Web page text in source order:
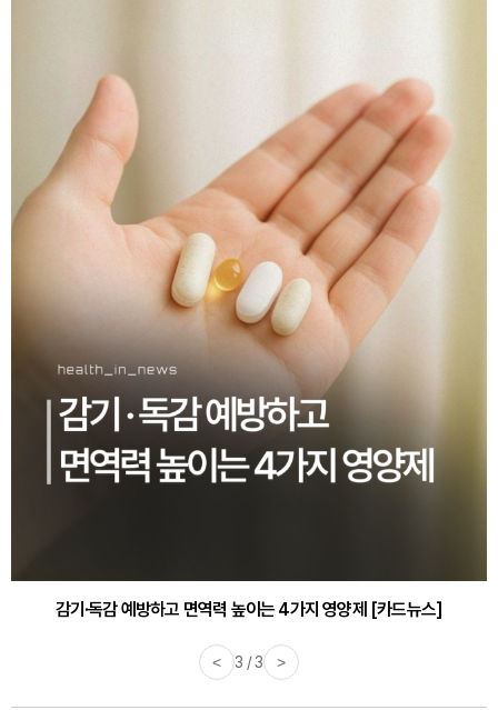
감기·독감 예방하고 면역력 높이는 4가지 영양제 [카드뉴스]
< 3 / 3 >